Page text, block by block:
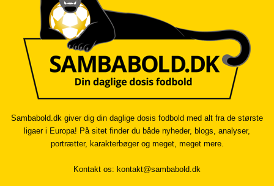
Sambabold.dk giver dig din daglige dosis fodbold med alt fra de største
ligaer i Europa! På sitet finder du både nyheder, blogs, analyser,
portrætter, karakterbøger og meget, meget mere.
Kontakt os: kontakt@sambabold.dk